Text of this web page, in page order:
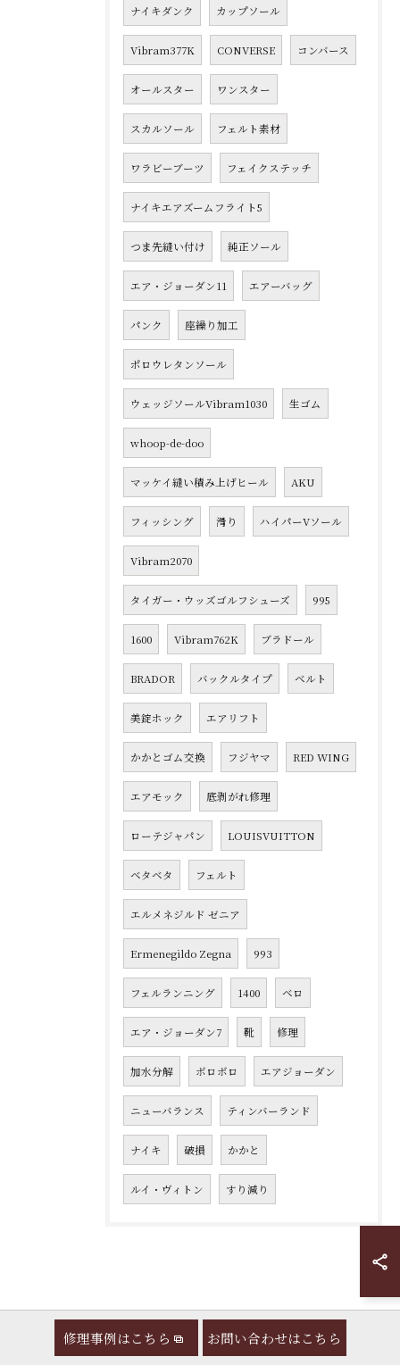
ナイキダンク カップソール
Vibram377K CONVERSE コンバース
オールスター ワンスター
スカルソール フェルト素材
ワラビーブーツ フェイクステッチ
ナイキエアズームフライト5
つま先縫い付け 純正ソール
エア・ジョーダン11 エアーバッグ
パンク 座繰り加工
ポロウレタンソール
ウェッジソールVibram1030 生ゴム
whoop-de-doo
マッケイ縫い積み上げヒール AKU
フィッシング 滑り ハイパーVソール
Vibram2070
タイガー・ウッズゴルフシューズ 995
1600 Vibram762K ブラドール
BRADOR バックルタイプ ベルト
美錠ホック エアリフト
かかとゴム交換 フジヤマ RED WING
エアモック 底剥がれ修理
ローテジャパン LOUISVUITTON
ベタベタ フェルト
エルメネジルド ゼニア
Ermenegildo Zegna 993
フェルランニング 1400 ベロ
エア・ジョーダン7 靴 修理
加水分解 ボロボロ エアジョーダン
ニューバランス ティンバーランド
ナイキ 破損 かかと
ルイ・ヴィトン すり減り
修理事例はこちら お問い合わせはこちら